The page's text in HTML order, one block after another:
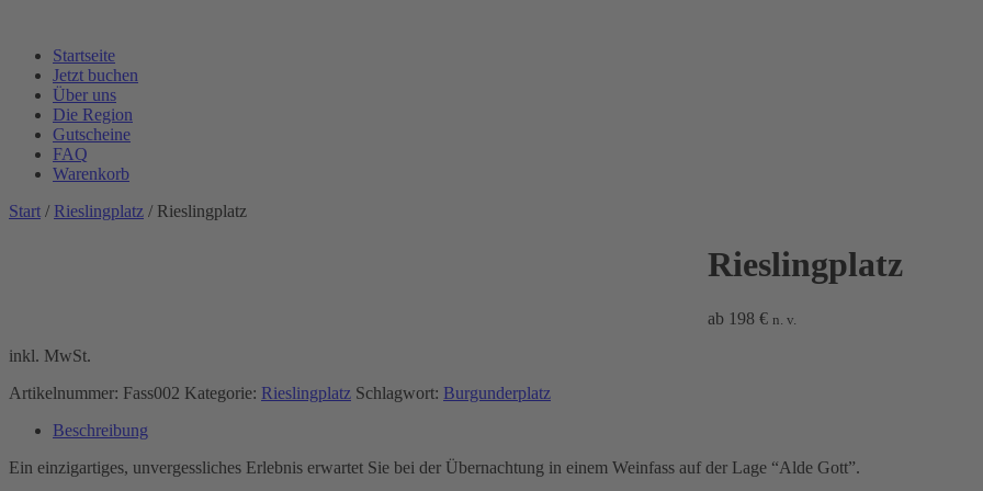
Startseite
Jetzt buchen
Über uns
Die Region
Gutscheine
FAQ
Warenkorb
Start / Rieslingplatz / Rieslingplatz
Rieslingplatz
ab 198€ n. v.
inkl. MwSt.
Artikelnummer: Fass002 Kategorie: Rieslingplatz Schlagwort: Burgunderplatz
Beschreibung
Ein einzigartiges, unvergessliches Erlebnis erwartet Sie bei der Übernachtung in einem Weinfass auf der Lage “Alde Gott”.